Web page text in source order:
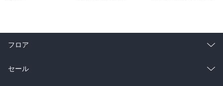
フロア
総合
セール